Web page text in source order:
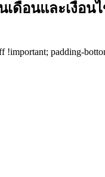
ดือนและเงื่อน
padding-